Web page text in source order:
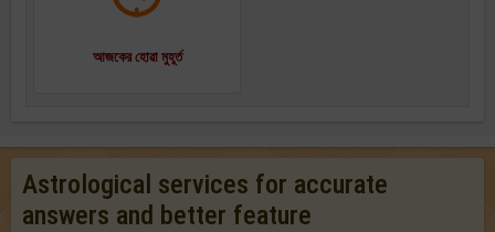
আজকের হোৱা মুহূর্ত
Astrological services for accurate
answers and better feature